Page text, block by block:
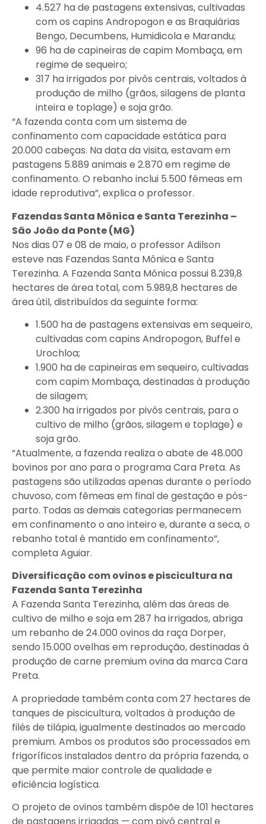
4.527 ha de pastagens extensivas, cultivadas
com os capins Andropogon e as Braquiárias
Bengo, Decumbens, Humidicola e Marandu;
96 ha de capineiras de capim Mombaça, em
regime de sequeiro;
317 ha irrigados por pivôs centrais, voltados à
produção de milho (grãos, silagens de planta
inteira e toplage) e soja grão.
“A fazenda conta com um sistema de
confinamento com capacidade estática para
20.000 cabeças. Na data da visita, estavam em
pastagens 5.889 animais e 2.870 em regime de
confinamento. O rebanho inclui 5.500 fêmeas em
idade reprodutiva”, explica o professor.
Fazendas Santa Mônica e Santa Terezinha –
São João da Ponte (MG)
Nos dias 07 e 08 de maio, o professor Adilson
esteve nas Fazendas Santa Mônica e Santa
Terezinha. A Fazenda Santa Mônica possui 8.239,8
hectares de área total, com 5.989,8 hectares de
área útil, distribuídos da seguinte forma:
1.500 ha de pastagens extensivas em sequeiro,
cultivadas com capins Andropogon, Buffel e
Urochloa;
1.900 ha de capineiras em sequeiro, cultivadas
com capim Mombaça, destinadas à produção
de silagem;
2.300 ha irrigados por pivôs centrais, para o
cultivo de milho (grãos, silagem e toplage) e
soja grão.
“Atualmente, a fazenda realiza o abate de 48.000
bovinos por ano para o programa Cara Preta. As
pastagens são utilizadas apenas durante o período
chuvoso, com fêmeas em final de gestação e pós-
parto. Todas as demais categorias permanecem
em confinamento o ano inteiro e, durante a seca, o
rebanho total é mantido em confinamento”,
completa Aguiar.
Diversificação com ovinos e piscicultura na
Fazenda Santa Terezinha
A Fazenda Santa Terezinha, além das áreas de
cultivo de milho e soja em 287 ha irrigados, abriga
um rebanho de 24.000 ovinos da raça Dorper,
sendo 15.000 ovelhas em reprodução, destinadas à
produção de carne premium ovina da marca Cara
Preta.
A propriedade também conta com 27 hectares de
tanques de piscicultura, voltados à produção de
filés de tilápia, igualmente destinados ao mercado
premium. Ambos os produtos são processados em
frigoríficos instalados dentro da própria fazenda, o
que permite maior controle de qualidade e
eficiência logística.
O projeto de ovinos também dispõe de 101 hectares